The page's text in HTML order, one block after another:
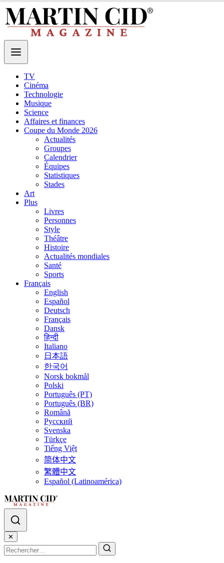
TV
Cinéma
Technologie
Musique
Science
Affaires et finances
Coupe du Monde 2026
Actualités
Groupes
Calendrier
Équipes
Statistiques
Stades
Art
Plus
Livres
Personnes
Style
Théâtre
Histoire
Actualités mondiales
Santé
Sports
Français
English
Español
Deutsch
Français
Dansk
हिन्दी
Italiano
日本語
한국어
Norsk bokmål
Polski
Português (PT)
Português (BR)
Română
Русский
Svenska
Türkçe
Tiếng Việt
简体中文
繁體中文
Español (Latinoamérica)
✕